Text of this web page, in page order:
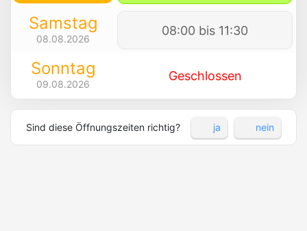
Samstag
08.08.2026
08:00 bis 11:30
Sonntag
09.08.2026
Geschlossen
Sind diese Öffnungszeiten richtig? ja nein